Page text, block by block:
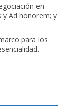
en
Ad honorem; y
para los